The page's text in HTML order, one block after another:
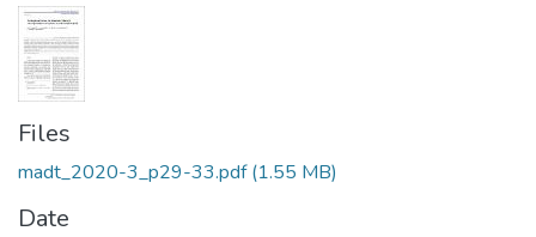
Files
madt_2020-3_p29-33.pdf(1.55 MB)
Date